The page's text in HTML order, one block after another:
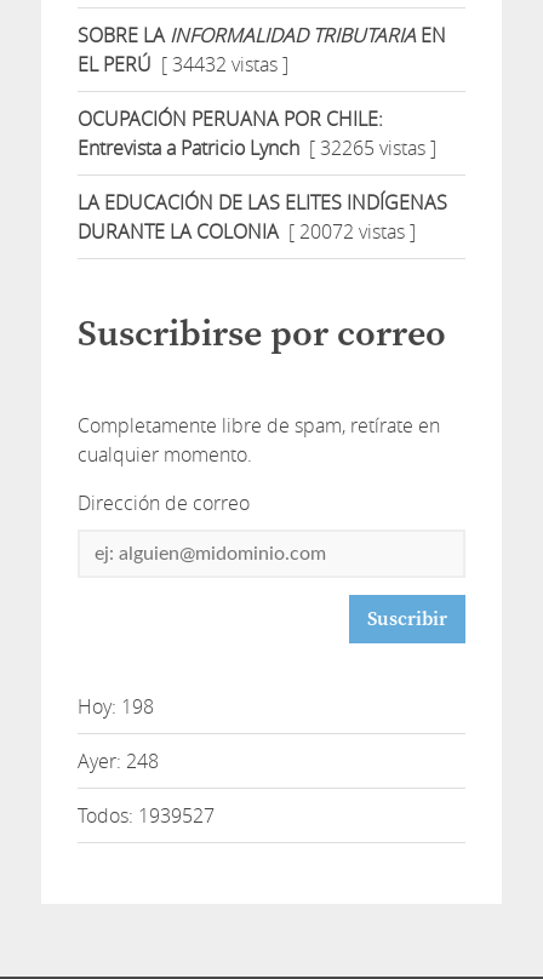
SOBRE LAINFORMALIDAD TRIBUTARIAEN
EL PERÚ [ 34432 vistas ]
OCUPACIÓN PERUANA POR CHILE:
Entrevista a Patricio Lynch[ 32265 vistas ]
LA EDUCACIÓN DE LAS ELITES INDÍGENAS
DURANTE LA COLONIA[ 20072 vistas ]
Suscribirse por correo
Completamente libre de spam, retírate en
cualquier momento.
Dirección de correo
Dirección
Hoy: 198
Ayer: 248
Todos: 1939527